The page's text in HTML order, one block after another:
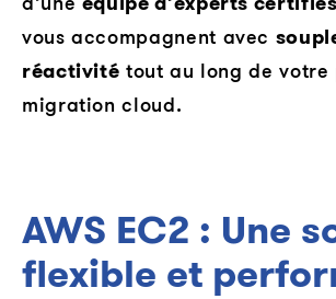
vous accompagnent avec
réactivité tout au long de votre
migration cloud.
AWS EC2 : Une
flexible et